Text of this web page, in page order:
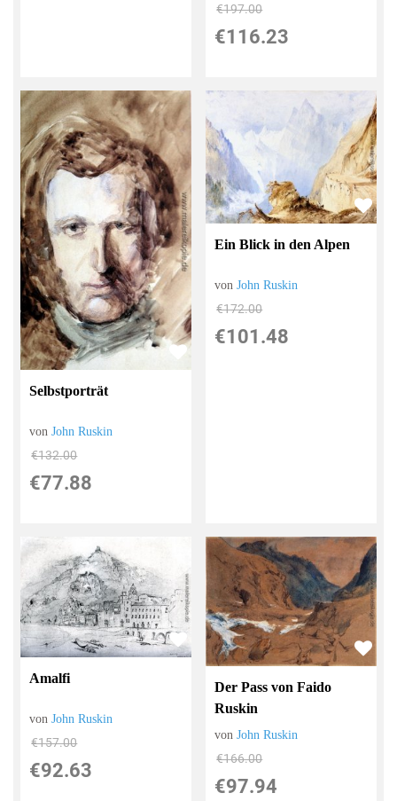
€197.00
€116.23
Selbstporträt
vonJohn Ruskin
€132.00
€77.88
Ein Blick in den Alpen
vonJohn Ruskin
€172.00
€101.48
Amalfi
vonJohn Ruskin
€157.00
€92.63
Der Pass von Faido
Ruskin
vonJohn Ruskin
€166.00
€97.94